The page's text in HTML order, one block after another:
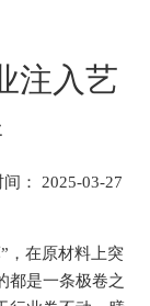
注入艺
： 2025-03-27
，在原材料上突
都是一条极卷之